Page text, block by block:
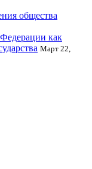
общества
как
Март 22,